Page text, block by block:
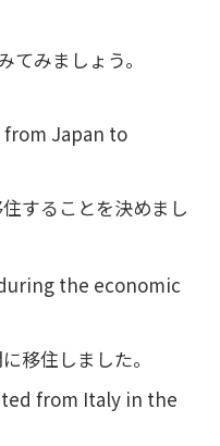
てみましょう。
Japan to
することを決めまし
the economic
移住しました。
from Italy in the